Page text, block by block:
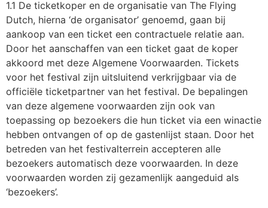
1.1 De ticketkoper en de organisatie van The Flying
Dutch, hierna ‘de organisator’ genoemd, gaan bij
aankoop van een ticket een contractuele relatie aan.
Door het aanschaffen van een ticket gaat de koper
akkoord met deze Algemene Voorwaarden. Tickets
voor het festival zijn uitsluitend verkrijgbaar via de
officiële ticketpartner van het festival. De bepalingen
van deze algemene voorwaarden zijn ook van
toepassing op bezoekers die hun ticket via een winactie
hebben ontvangen of op de gastenlijst staan. Door het
betreden van het festivalterrein accepteren alle
bezoekers automatisch deze voorwaarden. In deze
voorwaarden worden zij gezamenlijk aangeduid als
‘bezoekers’.